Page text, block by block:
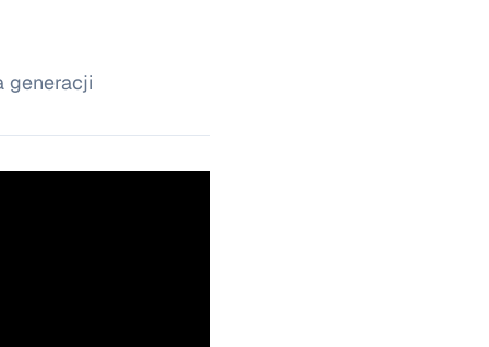
generacji